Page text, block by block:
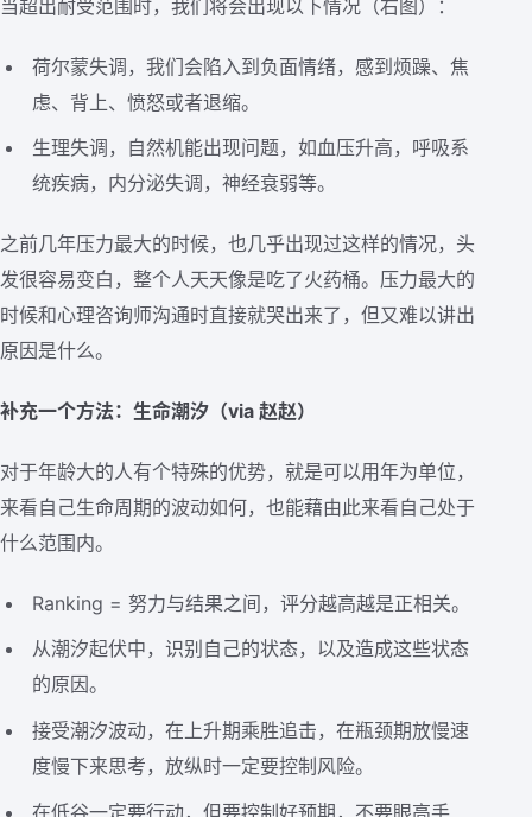
当超出耐受范围时，我们将会出现以下情况（右图）：
荷尔蒙失调，我们会陷入到负面情绪，感到烦躁、焦
虑、背上、愤怒或者退缩。
生理失调，自然机能出现问题，如血压升高，呼吸系
统疾病，内分泌失调，神经衰弱等。
之前几年压力最大的时候，也几乎出现过这样的情况，头
发很容易变白，整个人天天像是吃了火药桶。压力最大的
时候和心理咨询师沟通时直接就哭出来了，但又难以讲出
原因是什么。
补充一个方法：生命潮汐（via 赵赵）
对于年龄大的人有个特殊的优势，就是可以用年为单位，
来看自己生命周期的波动如何，也能藉由此来看自己处于
什么范围内。
Ranking = 努力与结果之间，评分越高越是正相关。
从潮汐起伏中，识别自己的状态，以及造成这些状态
的原因。
接受潮汐波动，在上升期乘胜追击，在瓶颈期放慢速
度慢下来思考，放纵时一定要控制风险。